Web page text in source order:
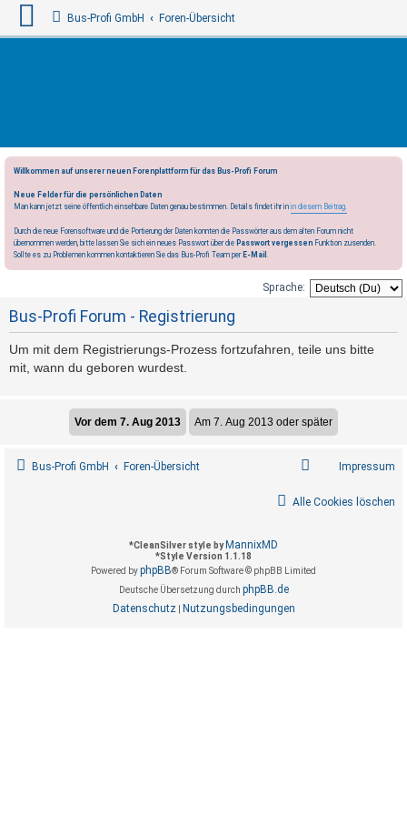
Bus-Profi GmbH Foren-Übersicht
Willkommen auf unserer neuen Forenplattform für das Bus-Profi Forum
Neue Felder für die persönlichen Daten
Man kann jetzt seine öffentlich einsehbare Daten genau bestimmen. Details findet ihr inin diesem Beitrag.
Durch die neue Forensoftware und die Portierung der Daten konnten die Passwörter aus dem alten Forum nicht
übernommen werden, bitte lassen Sie sich ein neues Passwort über die Passwort vergessen Funktion zusenden.
Sollte es zu Problemen kommen kontaktieren Sie das Bus-Profi Team per E-Mail .
Sprache:
Bus-Profi Forum - Registrierung
Um mit dem Registrierungs-Prozess fortzufahren, teile uns bitte
mit, wann du geboren wurdest.
Bus-Profi GmbH Foren-Übersicht Impressum
Alle Cookies löschen
*CleanSilver style byMannixMD
*Style Version 1.1.18
Powered byphpBB® Forum Software © phpBB Limited
Deutsche Übersetzung durch phpBB.de
Datenschutz Nutzungsbedingungen